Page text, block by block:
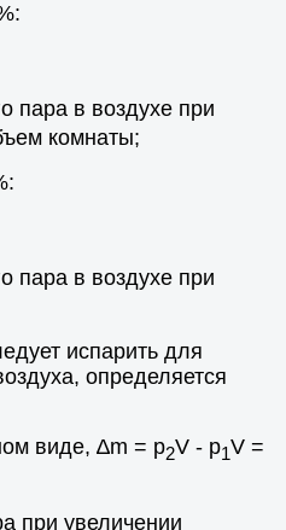
пара в воздухе при
комнаты;
пара в воздухе при
испарить для
определяется
виде, ∆m = р2V - р1V =
при увеличении